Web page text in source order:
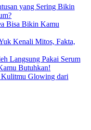
yang Sering Bikin
Bisa Bikin Kamu
Kenali Mitos, Fakta,
Langsung Pakai Serum
Butuhkan!
Glowing dari